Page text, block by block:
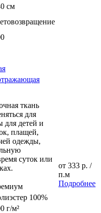
см
ткань
для
для детей и
плащей,
одежды,
суток или
100%
г/м²
от 333 р. /
п.м
Подробнее